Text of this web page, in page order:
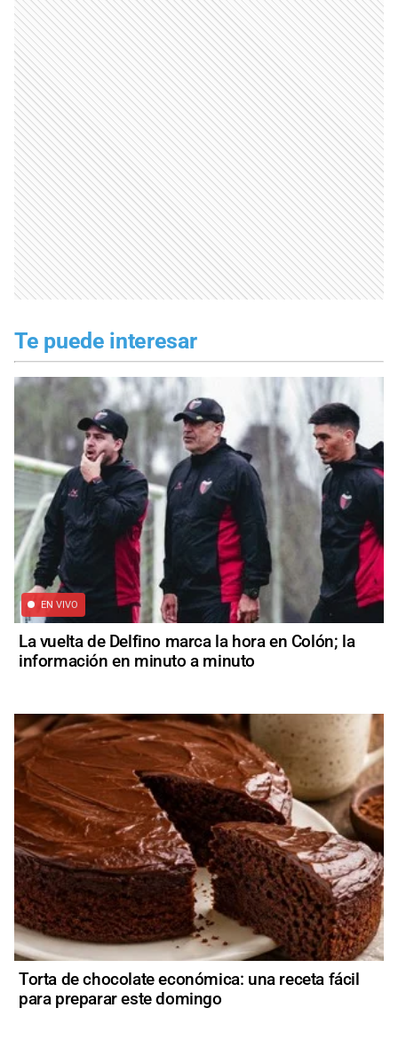
Te puede interesar
EN VIVO
La vuelta de Delfino marca la hora en Colón; la
información en minuto a minuto
Torta de chocolate económica: una receta fácil
para preparar este domingo